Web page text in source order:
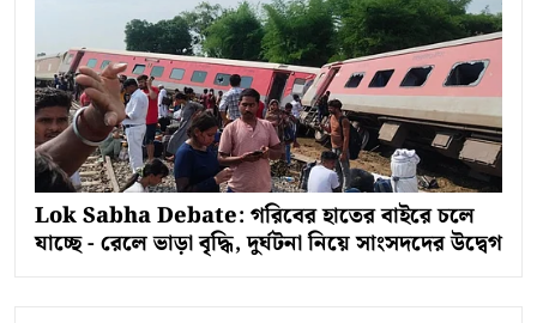
Lok Sabha Debate: গরিবের হাতের বাইরে চলে
যাচ্ছে - রেলে ভাড়া বৃদ্ধি, দুর্ঘটনা নিয়ে সাংসদদের উদ্বেগ